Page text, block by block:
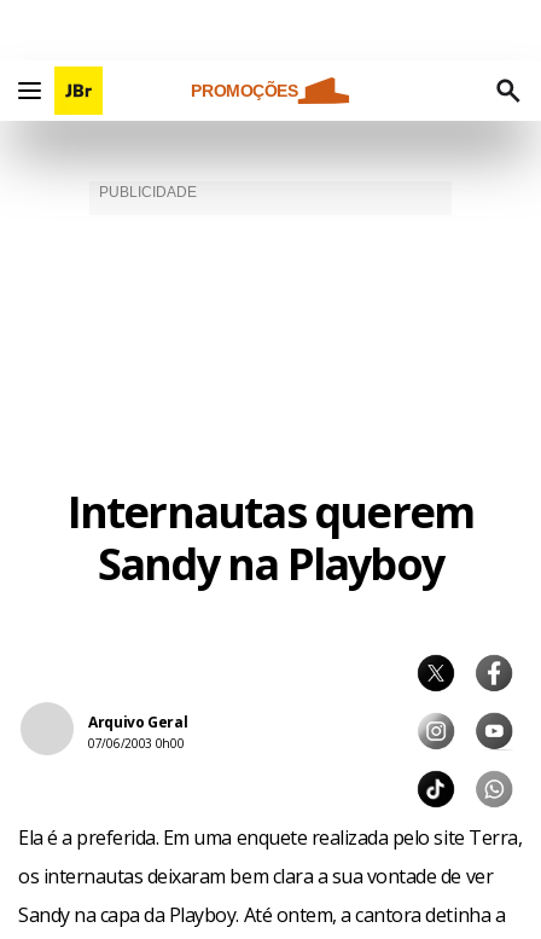
PROMOÇÕES
Internautas querem
Sandy na Playboy
Arquivo Geral
07/06/2003 0h00
Ela é a preferida. Em uma enquete realizada pelo site Terra,
os internautas deixaram bem clara a sua vontade de ver
Sandy na capa da Playboy. Até ontem, a cantora detinha a